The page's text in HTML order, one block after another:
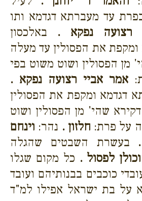
עד מעברתא דגדמא ותו
רצועה נפקא . באלכסון
את הפסולין עד מעלה
מן הפסולין ושוט משוט בפי
אמר אביי רצועה נפקא .
דגדמא ומקפת את הפסולין
שהי' מן הפסולין ושוט
על פרת: חלזון . נהר: וינחם
בעשרת השבטים שהגלה
וכולן לפסול . כל מקום שגלו
כוכבים בבנותיהם ועובד
על בת ישראל אפילו למ"ד